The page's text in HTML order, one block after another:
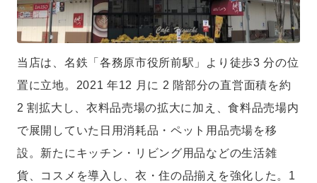
当店は、名鉄「各務原市役所前駅」より徒歩3 分の位
置に立地。2021 年12 月に 2 階部分の直営面積を約
2 割拡大し、衣料品売場の拡大に加え、食料品売場内
で展開していた日用消耗品・ペット用品売場を移
設。新たにキッチン・リビング用品などの生活雑
貨、コスメを導入し、衣・住の品揃えを強化した。1